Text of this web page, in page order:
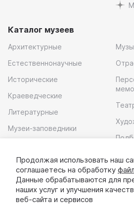
Каталог музеев
Архитектурные
Естественнонаучные
Исторические
Краеведческие
Литературные
Музеи-заповедники
Скачать приложение
Продолжая использовать наш
соглашаетесь на обработку
Данные обрабатываются для
наших услуг и улучшения
веб-сайта и сервисов